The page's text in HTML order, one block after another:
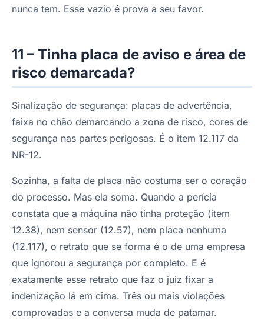
nunca tem. Esse vazio é prova a seu favor.
11 – Tinha placa de aviso e área de
risco demarcada?
Sinalização de segurança: placas de advertência,
faixa no chão demarcando a zona de risco, cores de
segurança nas partes perigosas. É o item 12.117 da
NR-12.
Sozinha, a falta de placa não costuma ser o coração
do processo. Mas ela soma. Quando a perícia
constata que a máquina não tinha proteção (item
12.38), nem sensor (12.57), nem placa nenhuma
(12.117), o retrato que se forma é o de uma empresa
que ignorou a segurança por completo. E é
exatamente esse retrato que faz o juiz fixar a
indenização lá em cima. Três ou mais violações
comprovadas e a conversa muda de patamar.